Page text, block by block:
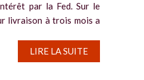
par la Fed. Sur le
livraison à trois mois a
LIRE LA SUITE